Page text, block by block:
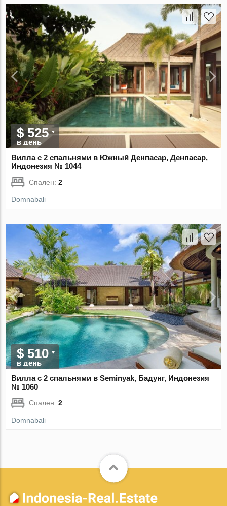
$ 525
в день
Вилла с 2 спальнями в Южный Денпасар, Денпасар,
Индонезия № 1044
Спален:2
Domnabali
$ 510
в день
Вилла с 2 спальнями в Seminyak, Бадунг, Индонезия
№ 1060
Спален:2
Domnabali